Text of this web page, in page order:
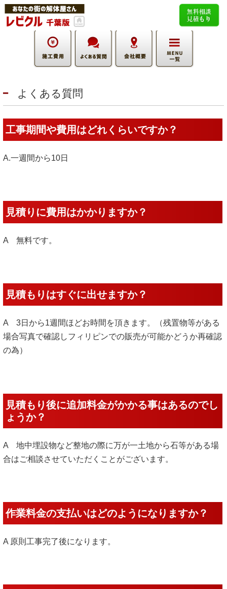
よくある質問
工事期間や費用はどれくらいですか？
A.一週間から10日
見積りに費用はかかりますか？
A 無料です。
見積もりはすぐに出せますか？
A 3日から1週間ほどお時間を頂きます。（残置物等がある
場合写真で確認しフィリピンでの販売が可能かどうか再確認
の為）
見積もり後に追加料金がかかる事はあるのでし
ょうか？
A 地中埋設物など整地の際に万が一土地から石等がある場
合はご相談させていただくことがございます。
作業料金の支払いはどのようになりますか？
A 原則工事完了後になります。